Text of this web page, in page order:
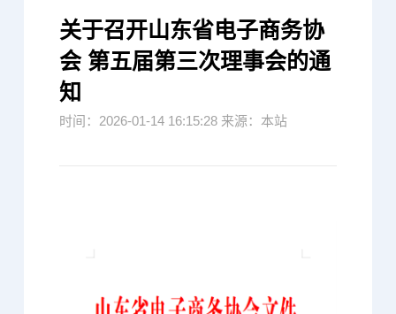
关于召开山东省电子商务协
会 第五届第三次理事会的通
知
时间：2026-01-14 16:15:28 来源：本站